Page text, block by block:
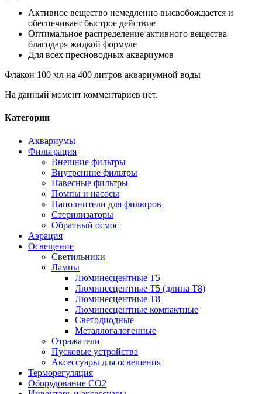
Активное вещество немедленно высвобождается и
обеспечивает быстрое действие
Оптимальное распределение активного вещества
благодаря жидкой формуле
Для всех пресноводных аквариумов
Флакон 100 мл на 400 литров аквариумной воды
На данный момент комментариев нет.
Категории
Аквариумы
Фильтрация
Внешние фильтры
Внутренние фильтры
Навесные фильтры
Помпы и насосы
Наполнители для фильтров
Стерилизаторы
Обратный осмос
Аэрация
Освещение
Светильники
Лампы
Люминесцентные T5
Люминесцентные T5 (длина T8)
Люминесцентные T8
Люминесцентные компактные
Светодиодные
Металлогалогенные
Отражатели
Пусковые устройства
Аксессуары для освещения
Терморегуляция
Оборудование CO2